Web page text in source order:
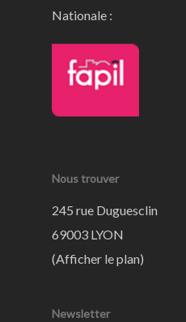
Nationale :
Nous trouver
245 rue Duguesclin
69003 LYON
(Afficher le plan)
Newsletter